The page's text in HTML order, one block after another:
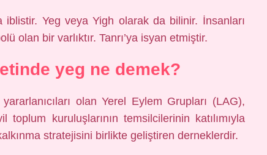
iblistir. Yeg veya Yigh olarak da bilinir. İnsanları
olan bir varlıktır. Tanrı’ya isyan etmiştir.
yeg ne demek?
olan Yerel Eylem Grupları (LAG),
kuruluşlarının temsilcilerinin katılımıyla
stratejisini birlikte geliştiren derneklerdir.